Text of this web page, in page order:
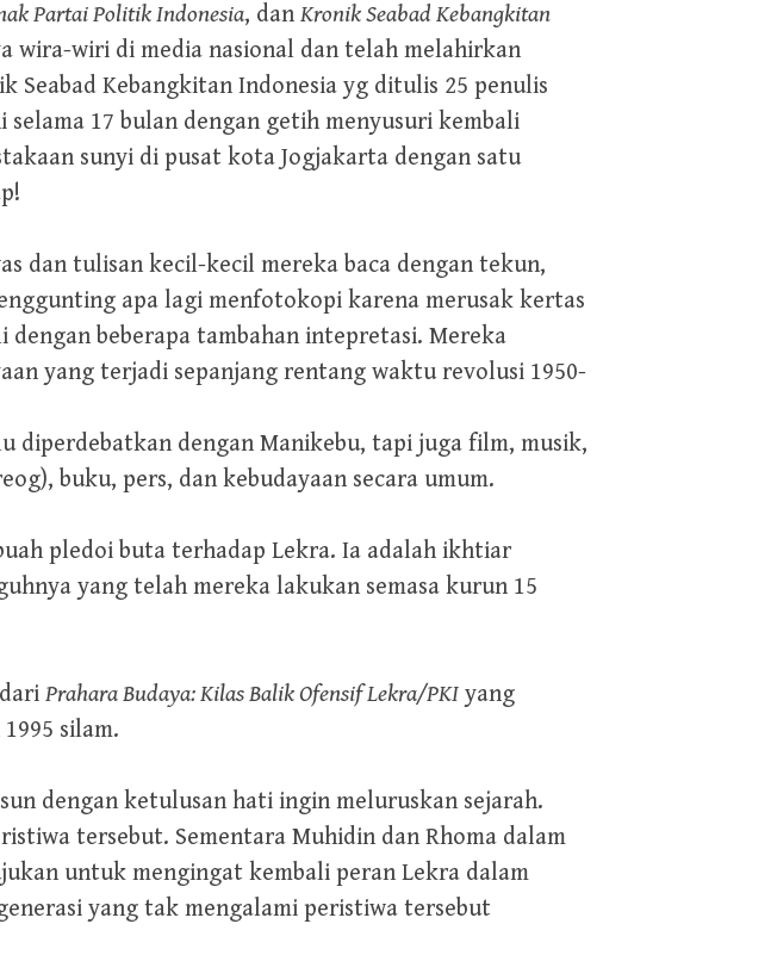
Partai Politik Indonesia, dan Kronik Seabad Kebangkitan
wira-wiri di media nasional dan telah melahirkan
Seabad Kebangkitan Indonesia yg ditulis 25 penulis
17 bulan dengan getih menyusuri kembali
sunyi di pusat kota Jogjakarta dengan satu
dan tulisan kecil-kecil mereka baca dengan tekun,
apa lagi menfotokopi karena merusak kertas
beberapa tambahan intepretasi. Mereka
yang terjadi sepanjang rentang waktu revolusi 1950-
diperdebatkan dengan Manikebu, tapi juga film, musik,
buku, pers, dan kebudayaan secara umum.
pledoi buta terhadap Lekra. Ia adalah ikhtiar
yang telah mereka lakukan semasa kurun 15
Prahara Budaya: Kilas Balik Ofensif Lekra/PKIyang
silam.
dengan ketulusan hati ingin meluruskan sejarah.
tersebut. Sementara Muhidin dan Rhoma dalam
untuk mengingat kembali peran Lekra dalam
yang tak mengalami peristiwa tersebut